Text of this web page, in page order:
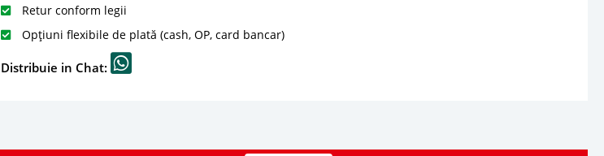
Retur conform legii
Opțiuni flexibile de plată (cash, OP, card bancar)
Distribuie in Chat: